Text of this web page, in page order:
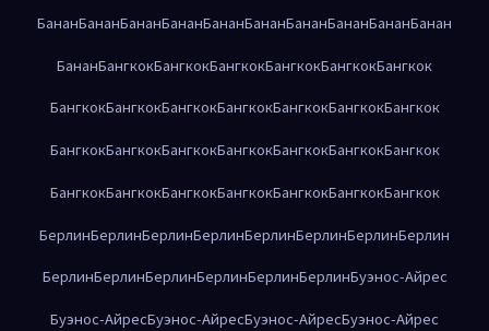
БананБананБананБананБананБананБананБананБананБанан
БананБангкокБангкокБангкокБангкокБангкокБангкок
БангкокБангкокБангкокБангкокБангкокБангкокБангкок
БангкокБангкокБангкокБангкокБангкокБангкокБангкок
БангкокБангкокБангкокБангкокБангкокБангкокБангкок
БерлинБерлинБерлинБерлинБерлинБерлинБерлинБерлин
БерлинБерлинБерлинБерлинБерлинБерлинБуэнос-Айрес
Буэнос-АйресБуэнос-АйресБуэнос-АйресБуэнос-Айрес